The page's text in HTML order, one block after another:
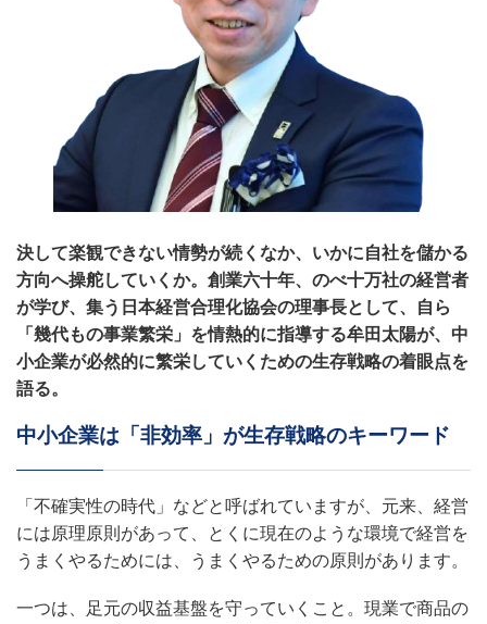
決して楽観できない情勢が続くなか、いかに自社を儲かる
方向へ操舵していくか。創業六十年、のべ十万社の経営者
が学び、集う日本経営合理化協会の理事長として、自ら
「幾代もの事業繁栄」を情熱的に指導する牟田太陽が、中
小企業が必然的に繁栄していくための生存戦略の着眼点を
語る。
中小企業は「非効率」が生存戦略のキーワード
「不確実性の時代」などと呼ばれていますが、元来、経営
には原理原則があって、とくに現在のような環境で経営を
うまくやるためには、うまくやるための原則があります。
一つは、足元の収益基盤を守っていくこと。現業で商品の